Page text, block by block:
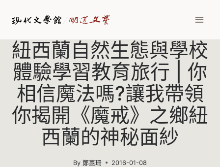
紐西蘭自然生態與學校
體驗學習教育旅行 | 你
相信魔法嗎?讓我帶領
你揭開《魔戒》之鄉紐
西蘭的神秘面紗
By 鄭惠珊 2016-01-08